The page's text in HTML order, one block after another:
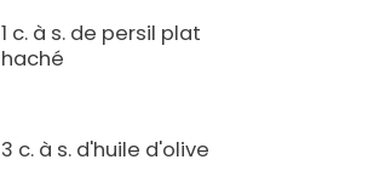
1 c. à s. de persil plat
haché
3 c. à s. d'huile d'olive